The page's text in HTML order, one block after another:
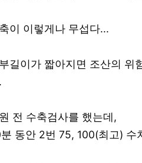
이 이렇게나 무섭다...
길이가 짧아지면 조산의 위
전 수축검사를 했는데,
동안 2번 75, 100(최고) 수